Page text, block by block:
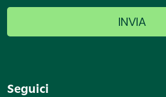
Seguici